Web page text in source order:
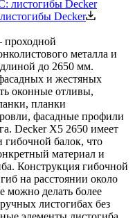
Decker
проходной
металла и
до 2650 мм.
и жестяных
оконные отливы,
планки
фасадные профили
Decker X5 2650 имеет
балок, что
материал и
Конструкция гибочной
на расстоянии около
можно делать более
листогибах без